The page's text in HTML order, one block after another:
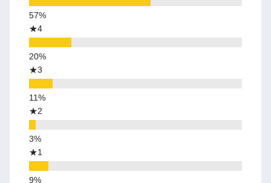
★4
★3
★2
★1